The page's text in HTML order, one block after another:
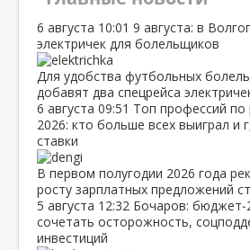
6 августа 10:01 9 августа: в
электричек для болельщиков
Для удобства футбольных
добавят два спецрейса
6 августа 09:51 Топ профессий по
2026: кто больше всех выиграл и
ставки
В первом полугодии 2026 года
росту зарплатных предложений
5 августа 12:32 Бочаров:
сочетать осторожность,
инвестиций